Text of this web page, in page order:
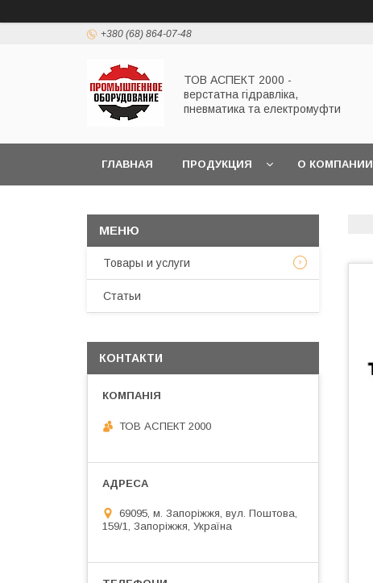
+380 (68) 864-07-48
ТОВ АСПЕКТ 2000 -
верстатна гідравліка,
пневматика та електромуфти
ГЛАВНАЯ ПРОДУКЦИЯ О КОМПАНИИ
Товары и услуги
Статьи
КОНТАКТИ
ТОВ АСПЕКТ 2000
69095, м. Запоріжжя, вул. Поштова,
159/1, Запоріжжя, Україна